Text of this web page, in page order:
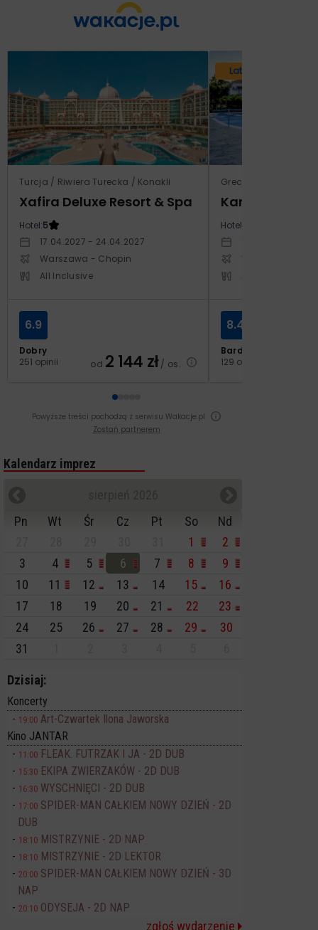
Turcja / Riwiera Turecka / Konakli
Xafira Deluxe Resort & Spa
Hotel:5
17.04.2027 - 24.04.2027
Warszawa - Chopin
All Inclusive
Dobry
251 opinii
6.9
od 2 144 zł/ os.
Lato 2026
Grecja / Samos /
Kampos
Hotel:
Warszawa -
Bardzo dobry
129 opinii
8.4
Powyższe treści pochodzą z serwisu Wakacje.pl
Zostań partnerem
Kalendarz imprez
Pn
Wt Śr Cz Pt So
Nd
1
2
3
4 5 6 7 8
9
10
11 12 13 14 15
16
17
18 19 20 21 22
23
24
25 26 27 28 29
30
31
Dzisiaj:
Koncerty
19:00 Art-Czwartek Ilona Jaworska
Kino JANTAR
11:00 FLEAK. FUTRZAK I JA - 2D DUB
15:30 EKIPA ZWIERZAKÓW - 2D DUB
16:30 WYSCHNIĘCI - 2D DUB
17:00 SPIDER-MAN CAŁKIEM NOWY DZIEŃ - 2D
DUB
18:10 MISTRZYNIE - 2D NAP
18:10 MISTRZYNIE - 2D LEKTOR
20:00 SPIDER-MAN CAŁKIEM NOWY DZIEŃ - 3D
NAP
20:10 ODYSEJA - 2D NAP
zgłoś wydarzenie